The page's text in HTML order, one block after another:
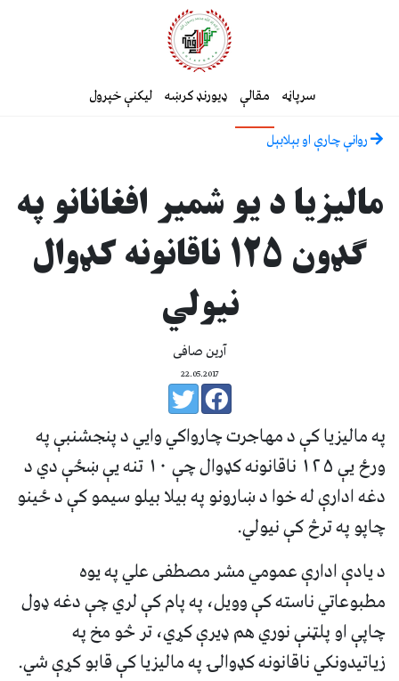
سرپاڼه مقالې ډیورنډ کرښه لیکنې خپرول
روانې چارې او بېلابېل
مالیزیا د یو شمیر افغانانو په
ګډون ۱۲۵ ناقانونه کډوال
نیولي
آرین صافی
22.05.2017
په مالیزیا کې د مهاجرت چارواکي وایي د پنجشنبې په
ورځ یې ۱۲۵ ناقانونه کډوال چې ۱۰ تنه یې ښځې دي د
دغه ادارې له خوا د ښارونو په بیلا بیلو سیمو کې د ځینو
چاپو په ترڅ کې نیولي.
د یادې ادارې عمومي مشر مصطفی علي په یوه
مطبوعاتي ناسته کې وویل، په پام کې لري چې دغه ډول
چاپې او پلټنې نوري هم ډیرې کړي، تر څو مخ په
زیاتیدونکي ناقانونه کډوالۍ په مالیزیا کې قابو کړې شي.